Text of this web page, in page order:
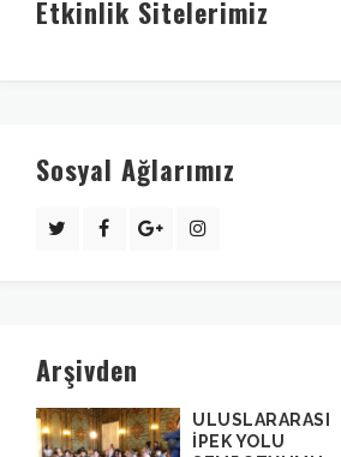
Etkinlik Sitelerimiz
Sosyal Ağlarımız
Arşivden
ULUSLARARASI
İPEK YOLU